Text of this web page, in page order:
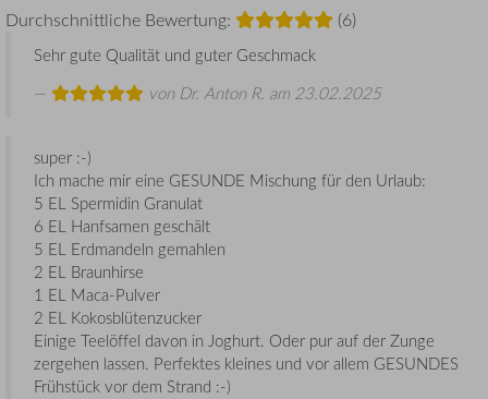
Durchschnittliche Bewertung: (6)
Sehr gute Qualität und guter Geschmack
von Dr. Anton R. am 23.02.2025
super :-)
Ich mache mir eine GESUNDE Mischung für den Urlaub:
5 EL Spermidin Granulat
6 EL Hanfsamen geschält
5 EL Erdmandeln gemahlen
2 EL Braunhirse
1 EL Maca-Pulver
2 EL Kokosblütenzucker
Einige Teelöffel davon in Joghurt. Oder pur auf der Zunge
zergehen lassen. Perfektes kleines und vor allem GESUNDES
Frühstück vor dem Strand :-)